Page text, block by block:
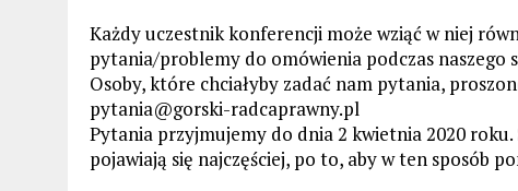
Każdy uczestnik konferencji może wziąć w niej
pytania/problemy do omówienia podczas naszego
Osoby, które chciałyby zadać nam pytania,
pytania@gorski-radcaprawny.pl
Pytania przyjmujemy do dnia 2 kwietnia 2020
pojawiają się najczęściej, po to, aby w ten sposób